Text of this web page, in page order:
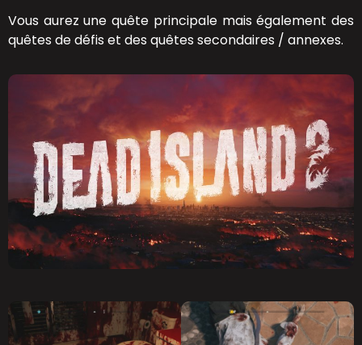
Vous aurez une quête principale mais également des
quêtes de défis et des quêtes secondaires / annexes.